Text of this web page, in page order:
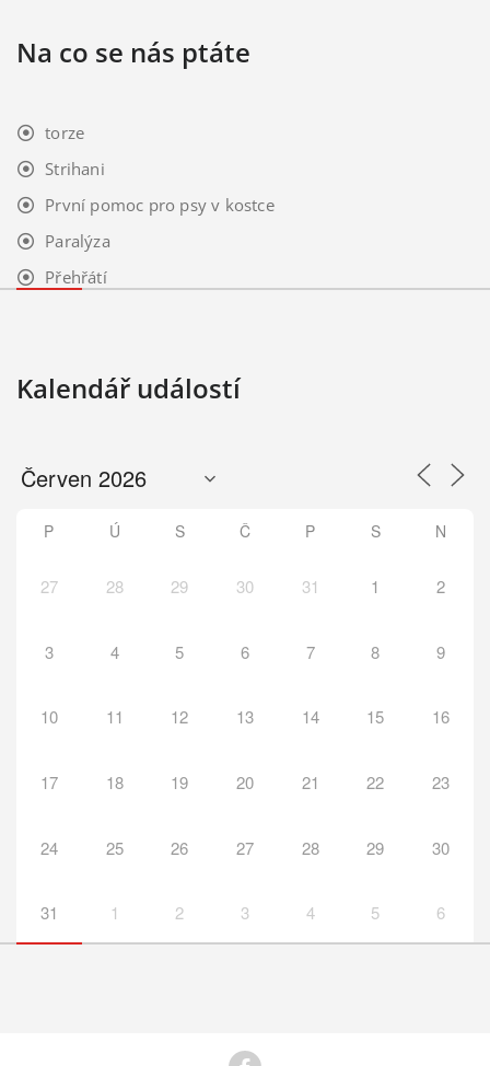
Na co se nás ptáte
torze
Strihani
První pomoc pro psy v kostce
Paralýza
Přehřátí
Kalendář událostí
P Ú S Č P S N
27 28 29 30 31 1 2
3 4 5 6 7 8 9
10 11 12 13 14 15 16
17 18 19 20 21 22 23
24 25 26 27 28 29 30
31 1 2 3 4 5 6